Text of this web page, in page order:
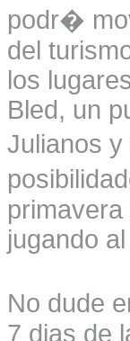
podr�
del
los
Bled, un
Julianos
jugando
No dude
7 dias de